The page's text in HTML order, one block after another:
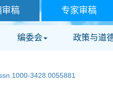
审稿 专家审稿
编委会 政策与道
3428.0055881